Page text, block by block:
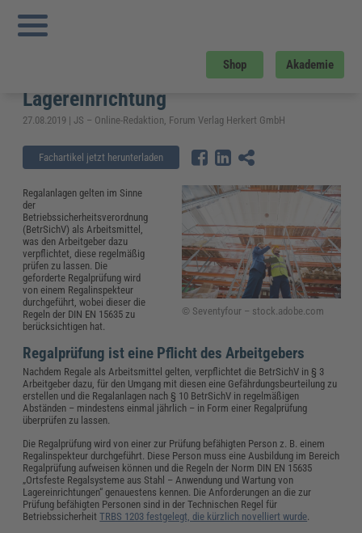
Shop Akademie
Sie sind hier:
EN 15635: Checkliste zur Sichtprüfung der Lagereinrichtung
Regalprüfung nach DIN EN 15635:
Checkliste zur Sichtprüfung der
Lagereinrichtung
27.08.2019 | JS – Online-Redaktion, Forum Verlag Herkert GmbH
Fachartikel jetzt herunterladen
© Seventyfour – stock.adobe.com
Regalanlagen gelten im Sinne
der
Betriebssicherheitsverordnung
(BetrSichV) als Arbeitsmittel,
was den Arbeitgeber dazu
verpflichtet, diese regelmäßig
prüfen zu lassen. Die
geforderte Regalprüfung wird
von einem Regalinspekteur
durchgeführt, wobei dieser die
Regeln der DIN EN 15635 zu
berücksichtigen hat.
Regalprüfung ist eine Pflicht des Arbeitgebers
Nachdem Regale als Arbeitsmittel gelten, verpflichtet die BetrSichV in § 3
Arbeitgeber dazu, für den Umgang mit diesen eine Gefährdungsbeurteilung zu
erstellen und die Regalanlagen nach § 10 BetrSichV in regelmäßigen
Abständen – mindestens einmal jährlich – in Form einer Regalprüfung
überprüfen zu lassen.
Die Regalprüfung wird von einer zur Prüfung befähigten Person z. B. einem
Regalinspekteur durchgeführt. Diese Person muss eine Ausbildung im Bereich
Regalprüfung aufweisen können und die Regeln der Norm DIN EN 15635
„Ortsfeste Regalsysteme aus Stahl – Anwendung und Wartung von
Lagereinrichtungen“ genauestens kennen. Die Anforderungen an die zur
Prüfung befähigten Personen sind in der Technischen Regel für
BetriebssicherheitTRBS 1203 festgelegt, die kürzlich novelliert wurde.